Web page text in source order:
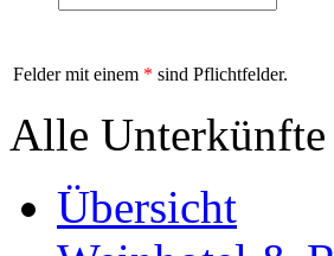
Felder mit einem * sind Pflichtfelder.
Alle Unterkünfte
Übersicht